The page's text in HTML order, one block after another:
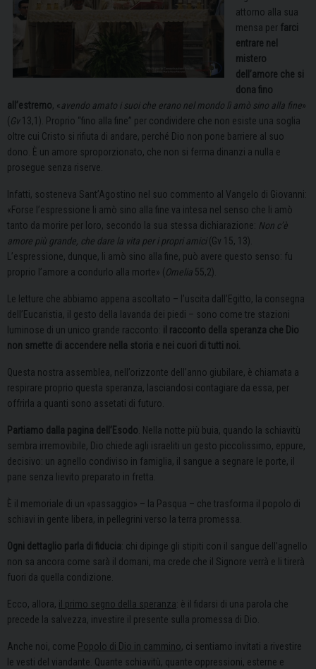
attorno alla sua
mensa per farci
entrare nel
mistero
dell’amore che si
dona fino
all’estremo, «avendo amato i suoi che erano nel mondo lì amò sino alla fine»
(Gv13,1). Proprio “fino alla fine” per condividere che non esiste una soglia
oltre cui Cristo si rifiuta di andare, perché Dio non pone barriere al suo
dono. È un amore sproporzionato, che non si ferma dinanzi a nulla e
prosegue senza riserve.
Infatti, sosteneva Sant’Agostino nel suo commento al Vangelo di Giovanni:
«Forse l’espressione li amò sino alla fine va intesa nel senso che li amò
tanto da morire per loro, secondo la sua stessa dichiarazione: Non c’è
amore più grande, che dare la vita per i propri amici(Gv 15, 13).
L’espressione, dunque, li amò sino alla fine, può avere questo senso: fu
proprio l’amore a condurlo alla morte» (Omelia 55,2).
Le letture che abbiamo appena ascoltato – l’uscita dall’Egitto, la consegna
dell’Eucaristia, il gesto della lavanda dei piedi – sono come tre stazioni
luminose di un unico grande racconto: il racconto della speranza che Dio
non smette di accendere nella storia e nei cuori di tutti noi.
Questa nostra assemblea, nell’orizzonte dell’anno giubilare, è chiamata a
respirare proprio questa speranza, lasciandosi contagiare da essa, per
offrirla a quanti sono assetati di futuro.
Partiamo dalla pagina dell’Esodo. Nella notte più buia, quando la schiavitù
sembra irremovibile, Dio chiede agli israeliti un gesto piccolissimo, eppure,
decisivo: un agnello condiviso in famiglia, il sangue a segnare le porte, il
pane senza lievito preparato in fretta.
È il memoriale di un «passaggio» – la Pasqua – che trasforma il popolo di
schiavi in gente libera, in pellegrini verso la terra promessa.
Ogni dettaglio parla di fiducia: chi dipinge gli stipiti con il sangue dell’agnello
non sa ancora come sarà il domani, ma crede che il Signore verrà e li tirerà
fuori da quella condizione.
Ecco, allora, il primo segno della speranza: è il fidarsi di una parola che
precede la salvezza, investire il presente sulla promessa di Dio.
Anche noi, come Popolo di Dio in cammino, ci sentiamo invitati a rivestire
le vesti del viandante. Quante schiavitù, quante oppressioni, esterne e